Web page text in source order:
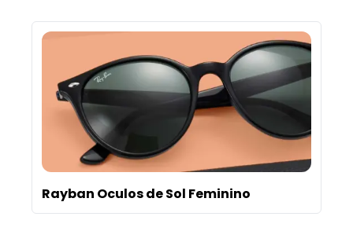
Rayban Oculos de Sol Feminino